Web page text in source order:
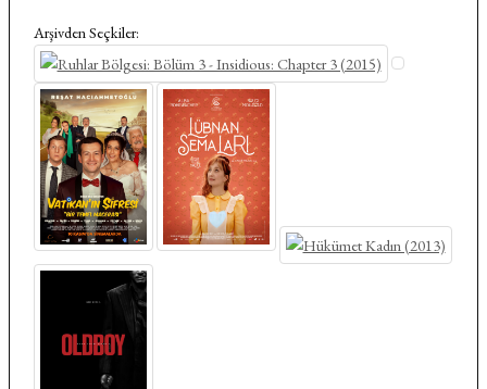
Arşivden Seçkiler: